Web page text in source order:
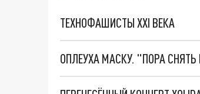
ТЕХНОФАШИСТЫ XXI ВЕКА
ОПЛЕУХА МАСКУ. "ПОРА СНЯТЬ